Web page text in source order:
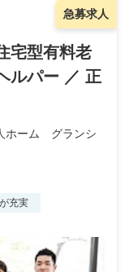
急募求人
宅型有料老
ルパー ／ 正
ホーム グランシ
充実